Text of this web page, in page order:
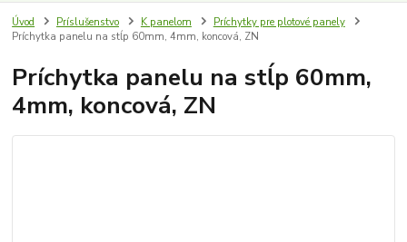
Úvod Príslušenstvo K panelom
Príchytky pre plotové panely
Príchytka panelu na stĺp 60mm, 4mm, koncová, ZN
Príchytka panelu na stĺp 60mm,
4mm, koncová, ZN